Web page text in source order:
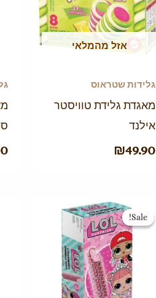
אזל מהמלאי
גלידות שטראוס
מאגדת גלידת טוויסטר
אילנד
₪49.90
Sale!
Sale!
המחיר
המקורי
היה:
₪49.90.
המחיר
הוא:
₪39.90.